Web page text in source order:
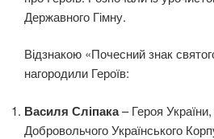
Державного Гімну.
Відзнакою «Почесний знак
нагородили Героїв:
Василя Сліпака– Героя
Добровольчого Українського